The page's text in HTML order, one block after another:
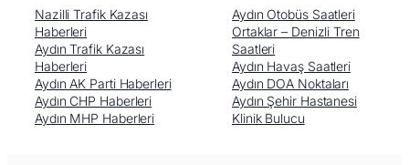
Facebook X (Twitter)
Nazilli Trafik Kazası
Haberleri
Aydın Trafik Kazası
Haberleri
Aydın AK Parti Haberleri
Aydın CHP Haberleri
Aydın MHP Haberleri
Aydın Otobüs Saatleri
Ortaklar – Denizli Tren
Saatleri
Aydın Havaş Saatleri
Aydın DOA Noktaları
Aydın Şehir Hastanesi
Klinik Bulucu